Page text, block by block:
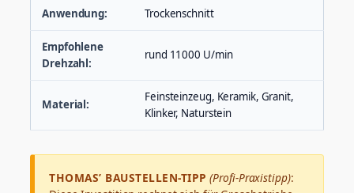
Anwendung: Trockenschnitt
Empfohlene
Drehzahl:
rund 11000 U/min
Material:
Feinsteinzeug, Keramik, Granit,
Klinker, Naturstein
THOMAS’ BAUSTELLEN-TIPP (Profi-Praxistipp):